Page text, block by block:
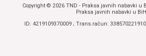
Copyright © 2026 TND - Praksa javnih nabavki u
Praksa javnih nabavki u BiH
ID: 4219109370009 ; Trans.račun: